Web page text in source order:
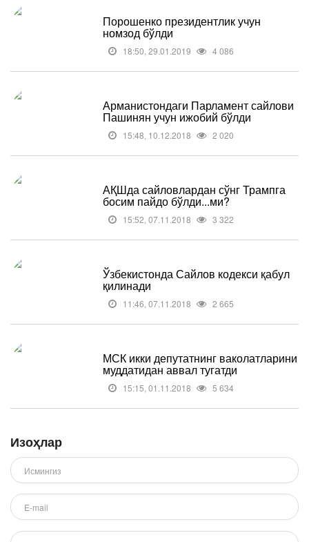
Порошенко президентлик учун
номзод бўлди
18:50, 29.01.2019 4 086
Арманистондаги Парламент сайлови
Пашинян учун ижобий бўлди
15:48, 10.12.2018 2 020
АҚШда сайловлардан сўнг Трампга
босим пайдо бўлди...ми?
15:52, 07.11.2018 3 322
Ўзбекистонда Сайлов кодекси қабул
қилинади
11:46, 07.11.2018 2 665
МСК икки депутатнинг ваколатларини
муддатидан аввал тугатди
15:15, 01.11.2018 5 634
Изоҳлар